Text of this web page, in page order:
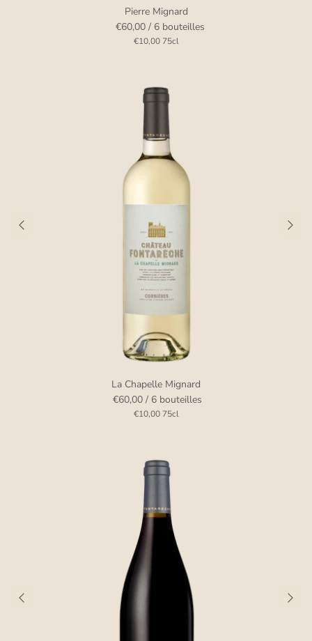
Pierre Mignard
€60,00 / 6 bouteilles
€10,00 75cl
La Chapelle Mignard
€60,00 / 6 bouteilles
€10,00 75cl